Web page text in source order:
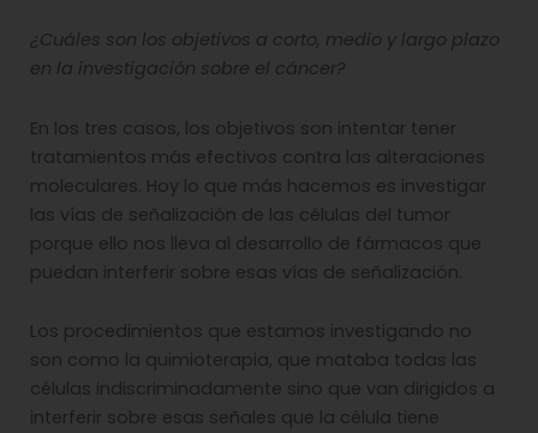
¿Cuáles son los objetivos a corto, medio y largo plazo
en la investigación sobre el cáncer?
En los tres casos, los objetivos son intentar tener
tratamientos más efectivos contra las alteraciones
moleculares. Hoy lo que más hacemos es investigar
las vías de señalización de las células del tumor
porque ello nos lleva al desarrollo de fármacos que
puedan interferir sobre esas vías de señalización.
Los procedimientos que estamos investigando no
son como la quimioterapia, que mataba todas las
células indiscriminadamente sino que van dirigidos a
interferir sobre esas señales que la célula tiene